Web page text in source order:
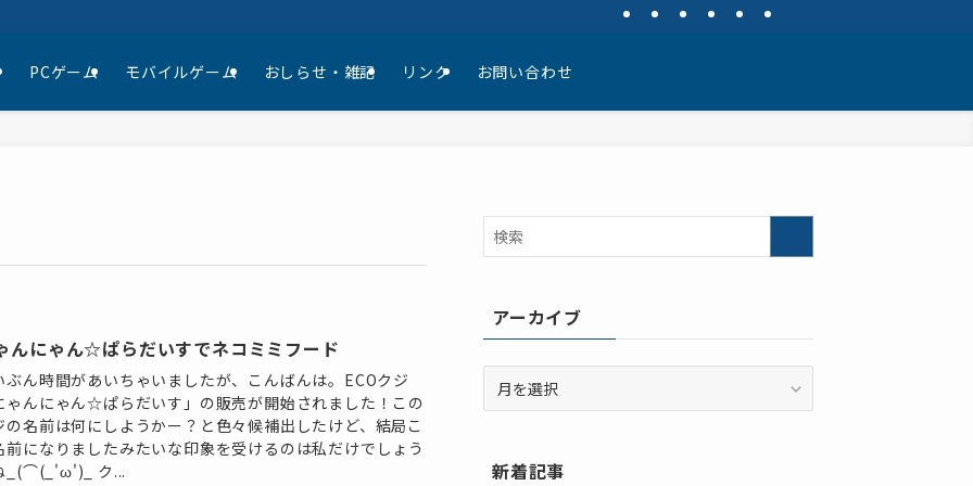
PCゲーム モバイルゲーム おしらせ・雑記 リンク お問い合わせ
んにゃん☆ぱらだいすでネコミミフード
ぶん時間があいちゃいましたが、こんばんは。ECOクジ
ゃんにゃん☆ぱらだいす」の販売が開始されました！この
の名前は何にしようかー？と色々候補出したけど、結局こ
前になりましたみたいな印象を受けるのは私だけでしょう
_(⌒(_'ω')_ ク...
アーカイブ
ー
ブ
新着記事